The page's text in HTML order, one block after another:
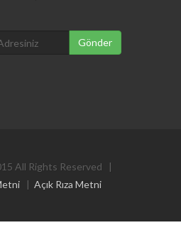
All Rights Reserved |
| Açık Rıza Metni